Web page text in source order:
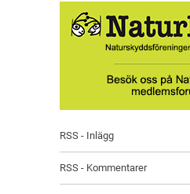
RSS - Inlägg
RSS - Kommentarer